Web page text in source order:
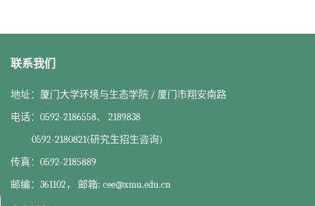
联系我们
地址：厦门大学环境与生态学院 / 厦门市翔安南路
电话：0592-2186558、 2189838
0592-2180821(研究生招生咨询)
传真：0592-2185889
邮编：361102， 邮箱: cee@xmu.edu.cn